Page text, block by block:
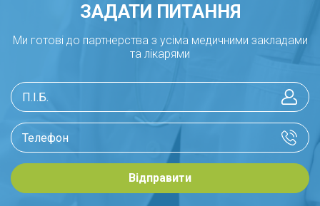
ЗАДАТИ ПИТАННЯ
Ми готові до партнерства з усіма медичними закладами
та лікарями
Відправити